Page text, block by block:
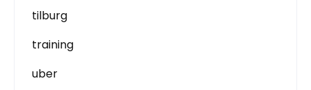
tilburg
training
uber